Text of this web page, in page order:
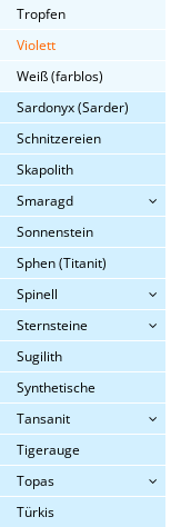
Tropfen
Violett
Weiß (farblos)
Sardonyx (Sarder)
Schnitzereien
Skapolith
Smaragd
Sonnenstein
Sphen (Titanit)
Spinell
Sternsteine
Sugilith
Synthetische
Tansanit
Tigerauge
Topas
Türkis